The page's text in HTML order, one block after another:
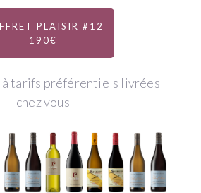
PLAISIR #12
190€
à tarifs préférentiels livrées
chez vous